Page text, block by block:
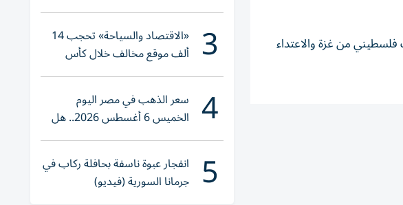
بتعذيب فلسطيني من غزة والاعتداء
3 «الاقتصاد والسياحة» تحجب 14
ألف موقع مخالف خلال كأس
العالم 2026
4 سعر الذهب في مصر اليوم
الخميس 6 أغسطس 2026.. هل
تنوي الشراء؟
5 انفجار عبوة ناسفة بحافلة ركاب في
جرمانا السورية (فيديو)